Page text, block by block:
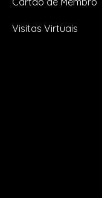
Visitas Virtuais